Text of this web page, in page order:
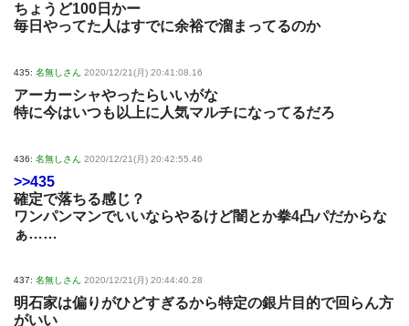
ちょうど100日かー
毎日やってた人はすでに余裕で溜まってるのか
435: 名無しさん 2020/12/21(月) 20:41:08.16
アーカーシャやったらいいがな
特に今はいつも以上に人気マルチになってるだろ
436: 名無しさん 2020/12/21(月) 20:42:55.46
>>435
確定で落ちる感じ？
ワンパンマンでいいならやるけど闇とか拳4凸パだからな
ぁ……
437: 名無しさん 2020/12/21(月) 20:44:40.28
明石家は偏りがひどすぎるから特定の銀片目的で回らん方
がいい